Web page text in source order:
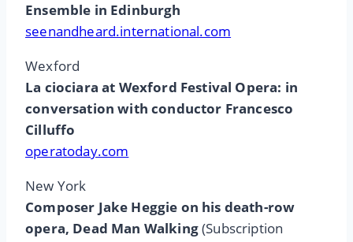
Ensemble in Edinburgh
seenandheard.international.com
Wexford
La ciociara at Wexford Festival Opera: in
conversation with conductor Francesco
Cilluffo
operatoday.com
New York
Composer Jake Heggie on his death-row
opera, Dead Man Walking(Subscription